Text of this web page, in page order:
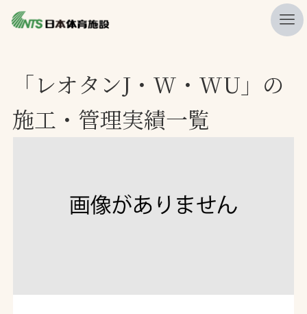
ニュース
プレスリリース
施工・管理実績一覧
検索
「レオタンJ・W・WU」の
施工・管理実績一覧